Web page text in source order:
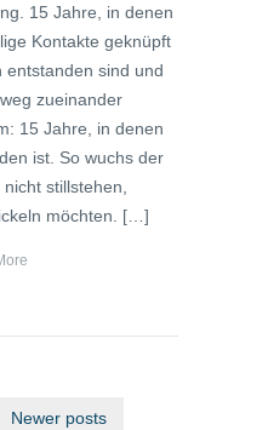
15 Jahre, in denen
Kontakte geknüpft
sind und
zueinander
15 Jahre, in denen
ist. So wuchs der
stillstehen,
möchten. […]
Newer posts